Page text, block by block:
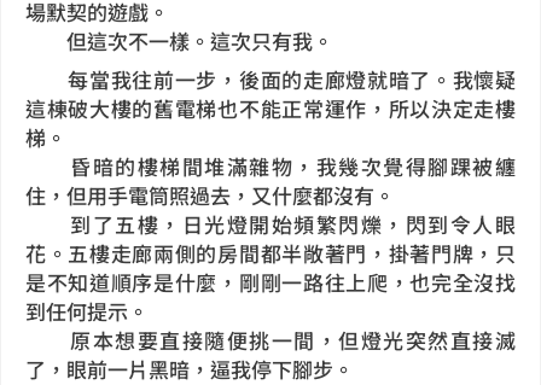
場默契的遊戲。
但這次不一樣。這次只有我。
每當我往前一步，後面的走廊燈就暗了。我懷疑
這棟破大樓的舊電梯也不能正常運作，所以決定走樓
梯。
昏暗的樓梯間堆滿雜物，我幾次覺得腳踝被纏
住，但用手電筒照過去，又什麼都沒有。
到了五樓，日光燈開始頻繁閃爍，閃到令人眼
花。五樓走廊兩側的房間都半敞著門，掛著門牌，只
是不知道順序是什麼，剛剛一路往上爬，也完全沒找
到任何提示。
原本想要直接隨便挑一間，但燈光突然直接滅
了，眼前一片黑暗，逼我停下腳步。